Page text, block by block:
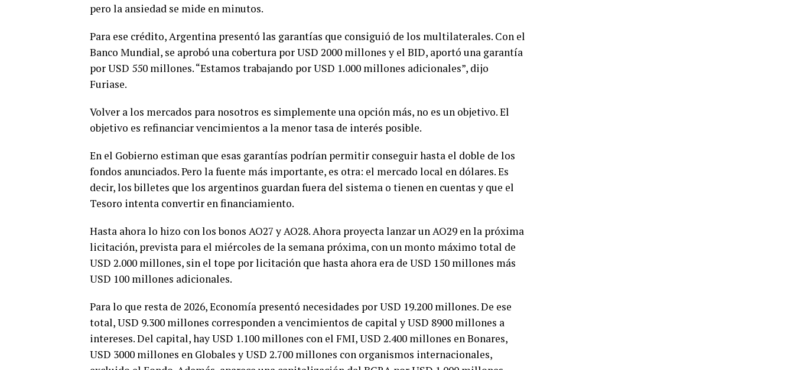
pero la ansiedad se mide en minutos.
Para ese crédito, Argentina presentó las garantías que consiguió de los multilaterales. Con el
Banco Mundial, se aprobó una cobertura por USD 2000 millones y el BID, aportó una garantía
por USD 550 millones. “Estamos trabajando por USD 1.000 millones adicionales”, dijo
Furiase.
Volver a los mercados para nosotros es simplemente una opción más, no es un objetivo. El
objetivo es refinanciar vencimientos a la menor tasa de interés posible.
En el Gobierno estiman que esas garantías podrían permitir conseguir hasta el doble de los
fondos anunciados. Pero la fuente más importante, es otra: el mercado local en dólares. Es
decir, los billetes que los argentinos guardan fuera del sistema o tienen en cuentas y que el
Tesoro intenta convertir en financiamiento.
Hasta ahora lo hizo con los bonos AO27 y AO28. Ahora proyecta lanzar un AO29 en la próxima
licitación, prevista para el miércoles de la semana próxima, con un monto máximo total de
USD 2.000 millones, sin el tope por licitación que hasta ahora era de USD 150 millones más
USD 100 millones adicionales.
Para lo que resta de 2026, Economía presentó necesidades por USD 19.200 millones. De ese
total, USD 9.300 millones corresponden a vencimientos de capital y USD 8900 millones a
intereses. Del capital, hay USD 1.100 millones con el FMI, USD 2.400 millones en Bonares,
USD 3000 millones en Globales y USD 2.700 millones con organismos internacionales,